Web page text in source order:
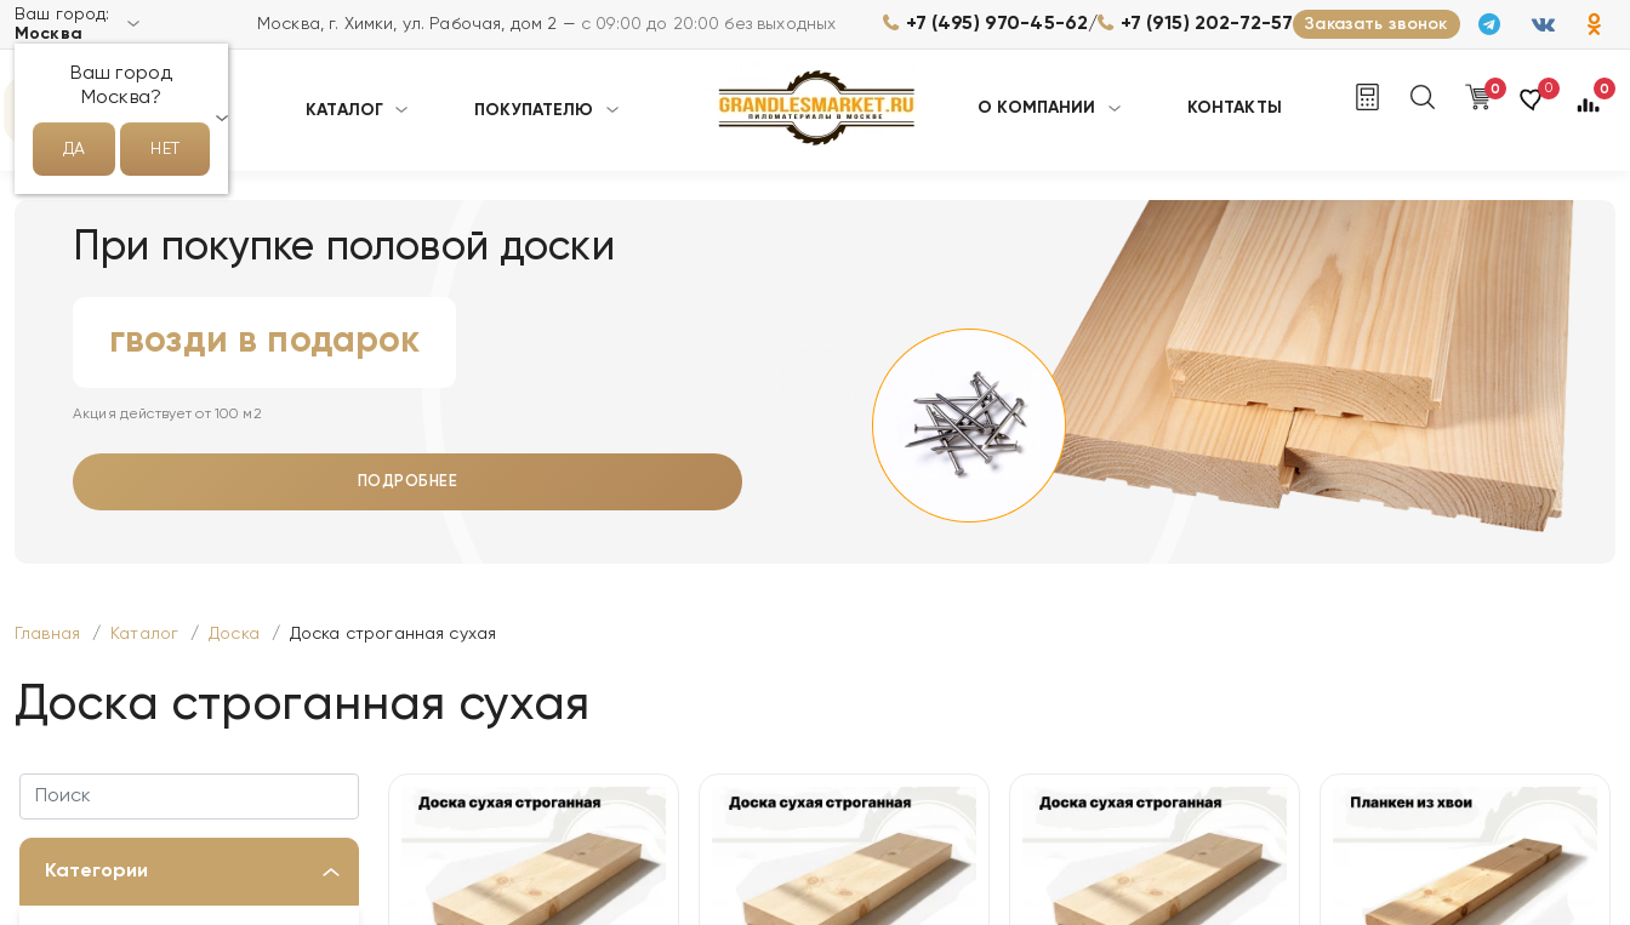
Ваш город:
Москва
Ваш город
Москва?
ДА НЕТ
Москва, г. Химки, ул. Рабочая, дом 2 — с 09:00 до 20:00 без выходных +7 (495) 970-45-62/ +7 (915) 202-72-57 Заказать звонок
КАТАЛОГ ПОКУПАТЕЛЮ О КОМПАНИИ КОНТАКТЫ
0 0 0
При покупке половой доски
гвозди в подарок
Акция действует от 100 м2
ПОДРОБНЕЕ
Главная Каталог Доска Доска строганная сухая
Доска строганная сухая
Категории